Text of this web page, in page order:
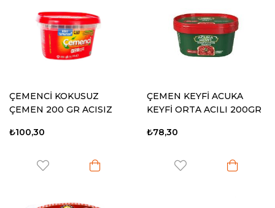
ÇEMENCİ KOKUSUZ
ÇEMEN 200 GR ACISIZ
₺100,30
ÇEMEN KEYFİ ACUKA
KEYFİ ORTA ACILI 200GR
₺78,30